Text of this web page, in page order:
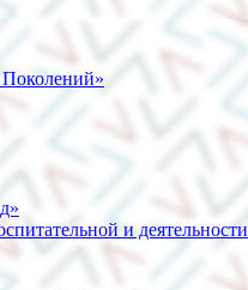
и деятельности